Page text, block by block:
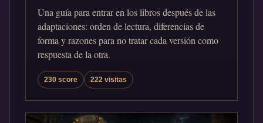
Una guía para entrar en los libros después de las
adaptaciones: orden de lectura, diferencias de
forma y razones para no tratar cada versión como
respuesta de la otra.
230 score 222 visitas